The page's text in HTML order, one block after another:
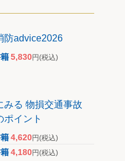
防advice2026
5,830円(税込)
みる 物損交通事故
ポイント
4,620円(税込)
4,180円(税込)